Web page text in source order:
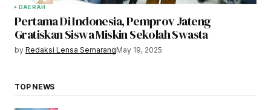
DAERAH
Pertama Di Indonesia, Pemprov Jateng
Gratiskan Siswa Miskin Sekolah Swasta
by Redaksi Lensa SemarangMay 19, 2025
TOP NEWS